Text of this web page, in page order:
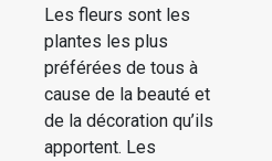
Les fleurs sont les
plantes les plus
préférées de tous à
cause de la beauté et
de la décoration qu’ils
apportent. Les